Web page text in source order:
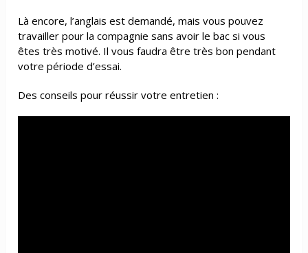
Là encore, l’anglais est demandé, mais vous pouvez
travailler pour la compagnie sans avoir le bac si vous
êtes très motivé. Il vous faudra être très bon pendant
votre période d’essai.
Des conseils pour réussir votre entretien :